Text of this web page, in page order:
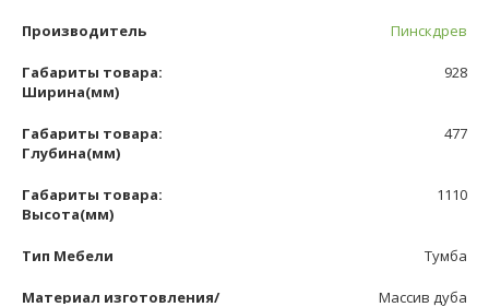
Производитель Пинскдрев
Габариты товара:
Ширина(мм)
928
Габариты товара:
Глубина(мм)
477
Габариты товара:
Высота(мм)
1110
Тип Мебели Тумба
Материал изготовления/
Массив дуба